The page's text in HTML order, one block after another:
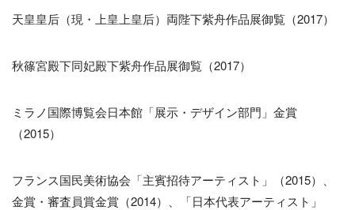
天皇皇后（現・上皇上皇后）両陛下紫舟作品展御覧（2017）
秋篠宮殿下同妃殿下紫舟作品展御覧（2017）
ミラノ国際博覧会日本館「展示・デザイン部門」金賞
（2015）
フランス国民美術協会「主賓招待アーティスト」（2015）、
金賞・審査員賞金賞（2014）、「日本代表アーティスト」